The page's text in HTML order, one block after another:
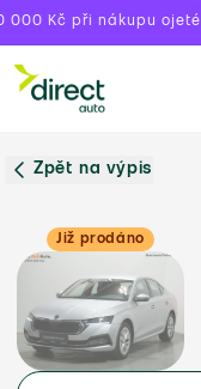
000 Kč při nákupu
Zpět na výpis
Již prodáno